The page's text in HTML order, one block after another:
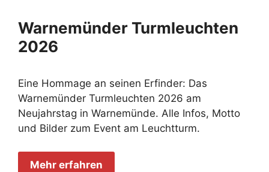
Warnemünder Turmleuchten
2026
Eine Hommage an seinen Erfinder: Das
Warnemünder Turmleuchten 2026 am
Neujahrstag in Warnemünde. Alle Infos, Motto
und Bilder zum Event am Leuchtturm.
Mehr erfahren